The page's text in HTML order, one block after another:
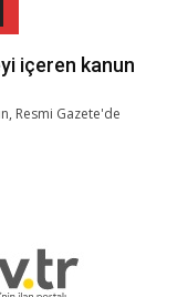
içeren kanun
Resmi Gazete'de